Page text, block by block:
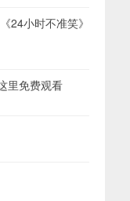
24小时不准笑》
里免费观看